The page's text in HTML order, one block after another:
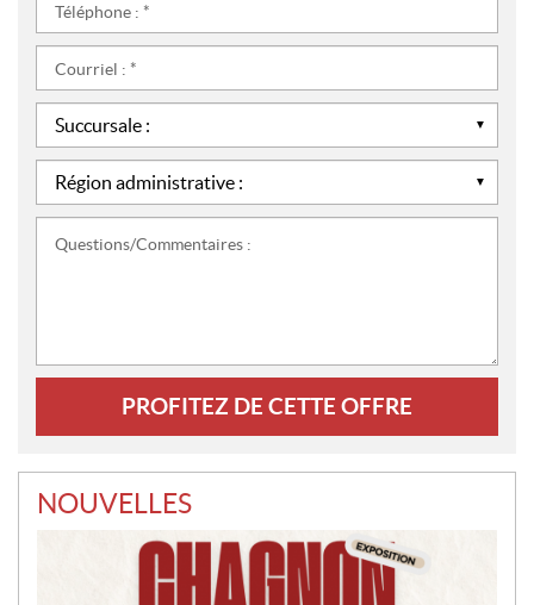
*
*Succursale
*Région
administrative
:
NOUVELLES